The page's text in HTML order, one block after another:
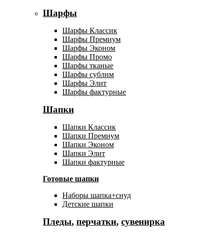
Шарфы
Шарфы Классик
Шарфы Премиум
Шарфы Эконом
Шарфы Промо
Шарфы тканые
Шарфы сублим
Шарфы Элит
Шарфы фактурные
Шапки
Шапки Классик
Шапки Премиум
Шапки Эконом
Шапки Элит
Шапки фактурные
Готовые шапки
Наборы шапка+снуд
Детские шапки
Пледы, перчатки, сувенирка